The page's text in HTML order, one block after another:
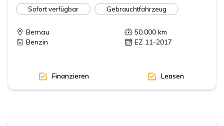
Sofort verfügbar Gebrauchtfahrzeug
Bernau 50.000 km
Benzin
EZ 11-2017
Finanzieren Leasen